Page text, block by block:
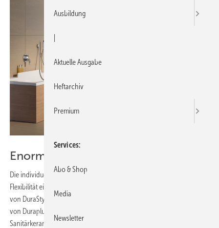
Enorme Gestaltungsfreiheit
Die individuellen Ansprüche stellen hohe Anforderungen an die
Flexibilität einer Badeinrichtung. Die Zurückhaltung in der Formgebung
von DuraStyle eröffnet viel Gestaltungsfreiheit. Die Nachfolgeserie
von Duraplus wartet mit einem umfangreichen Programm an
Sanitärkeramik, Badmöbeln und Wannen auf, das sowohl für den
Ausbildung
Aktuelle Ausgabe
Heftarchiv
Premium
Services
Abo & Shop
Media
Newsletter